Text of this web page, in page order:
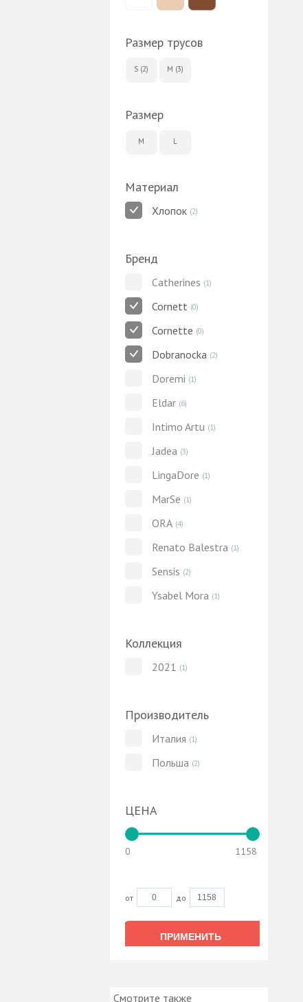
Размер трусов
S (2) M (3)
Размер
M L
Материал
Хлопок (2)
Бренд
Catherines (1)
Cornett (0)
Cornette (0)
Dobranocka (2)
Doremi (1)
Eldar (6)
Intimo Artu (1)
Jadea (3)
LingaDore (1)
MarSe (1)
ORA (4)
Renato Balestra (1)
Sensis (2)
Ysabel Mora (1)
Коллекция
2021 (1)
Производитель
Италия (1)
Польша (2)
ЦЕНА
0 1158
от до
ПРИМЕНИТЬ
Смотрите также